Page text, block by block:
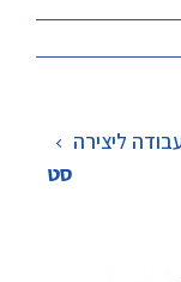
ליצירה >
סט